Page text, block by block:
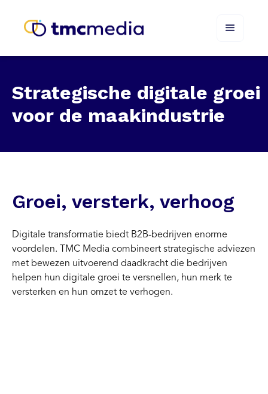
Strategische digitale groei
voor de maakindustrie
Groei, versterk, verhoog
Digitale transformatie biedt B2B-bedrijven enorme
voordelen. TMC Media combineert strategische adviezen
met bewezen uitvoerend daadkracht die bedrijven
helpen hun digitale groei te versnellen, hun merk te
versterken en hun omzet te verhogen.